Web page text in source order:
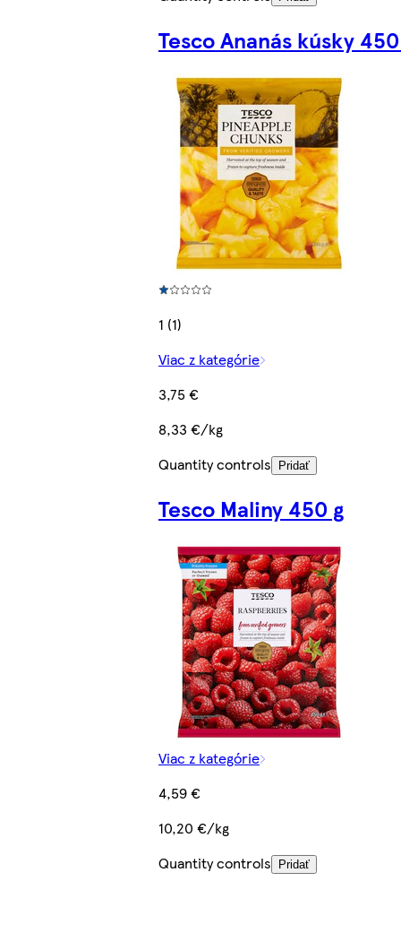
Tesco Ananás kúsky
1 (1)
Viac z kategórie
3,75 €
8,33 €/kg
Quantity controls
Pridať
Tesco Maliny 450 g
Viac z kategórie
4,59 €
10,20 €/kg
Quantity controls
Pridať